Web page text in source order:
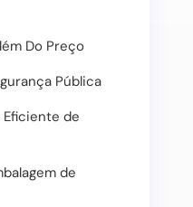
Do Preço
Pública
de
de